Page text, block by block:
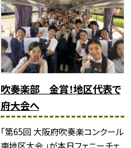
吹奏楽部 金賞！地区代表で
府大会へ
「第65回 大阪府吹奏楽コンクール
南地区大会 」が本日フェニーチェ